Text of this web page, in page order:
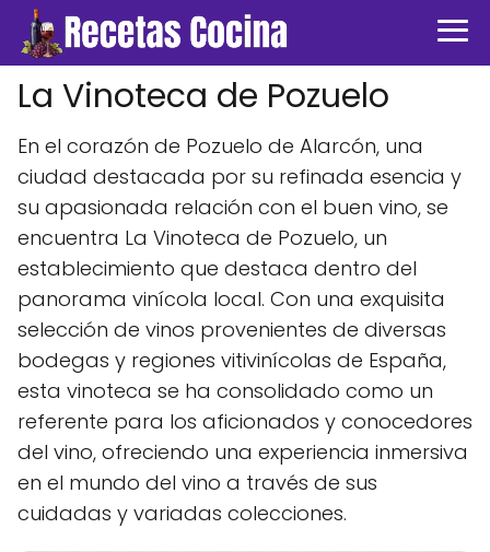
La Vinoteca de Pozuelo
En el corazón de Pozuelo de Alarcón, una
ciudad destacada por su refinada esencia y
su apasionada relación con el buen vino, se
encuentra La Vinoteca de Pozuelo, un
establecimiento que destaca dentro del
panorama vinícola local. Con una exquisita
selección de vinos provenientes de diversas
bodegas y regiones vitivinícolas de España,
esta vinoteca se ha consolidado como un
referente para los aficionados y conocedores
del vino, ofreciendo una experiencia inmersiva
en el mundo del vino a través de sus
cuidadas y variadas colecciones.